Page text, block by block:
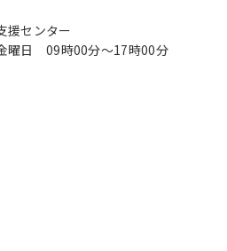
センター
日 09時00分～17時00分